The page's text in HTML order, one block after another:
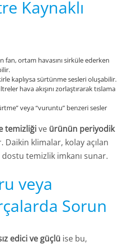
Kaynaklı
fan, ortam havasını sirküle ederken
kaplıysa sürtünme sesleri oluşabilir.
hava akışını zorlaştırarak tıslama
veya “vuruntu” benzeri sesler
temizliğive ürünün periyodik
Daikin klimalar, kolay açılan
temizlik imkanı sunar.
veya
Sorun
edici ve güçlü ise bu,